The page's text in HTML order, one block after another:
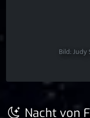
Bild:
Nacht von